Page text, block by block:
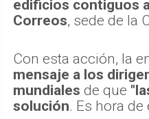
edificios contiguos
Correos, sede de la
Con esta acción, la
mensaje a los
mundiales de que
solución. Es hora de